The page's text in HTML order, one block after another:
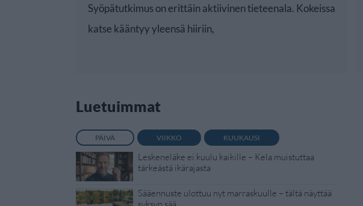
Syöpätutkimus on erittäin aktiivinen tieteenala. Kokeissa
katse kääntyy yleensä hiiriin,
Luetuimmat
PÄIVÄ VIIKKO KUUKAUSI
Leskeneläke ei kuulu kaikille – Kela muistuttaa
tärkeästä ikärajasta
Sääennuste ulottuu nyt marraskuulle – tältä näyttää